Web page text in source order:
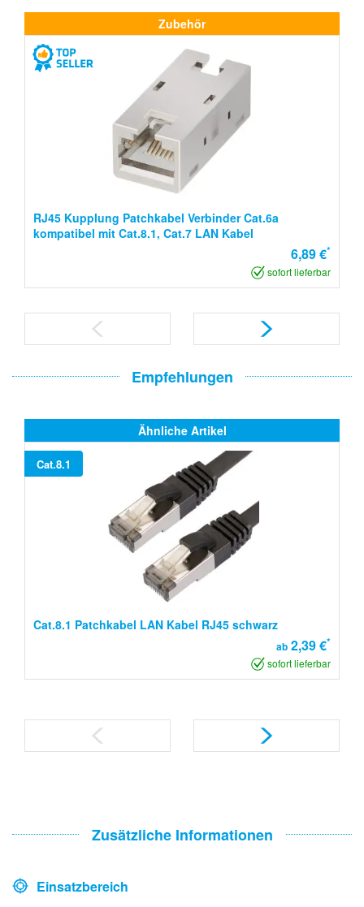
Zubehör
RJ45 Kupplung Patchkabel Verbinder Cat.6a
kompatibel mit Cat.8.1, Cat.7 LAN Kabel
6,89 €*
sofort lieferbar
Empfehlungen
Ähnliche Artikel
Cat.8.1
Cat.8.1 Patchkabel LAN Kabel RJ45 schwarz
ab 2,39 €*
sofort lieferbar
Zusätzliche Informationen
Einsatzbereich